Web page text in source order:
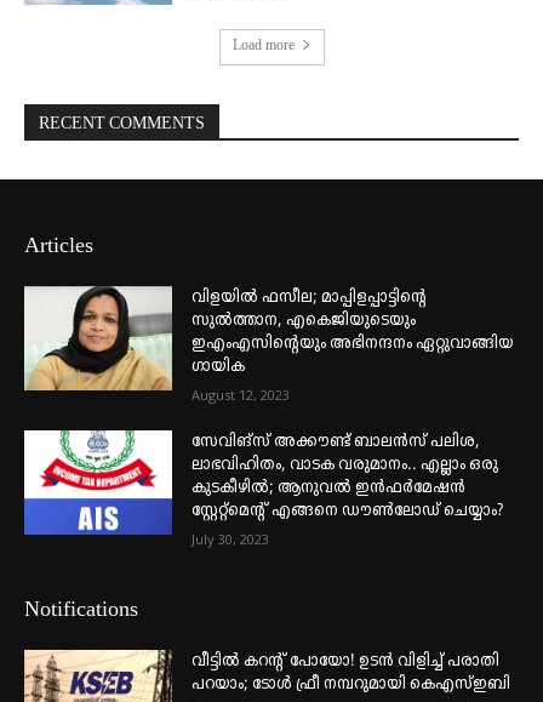
Load more
RECENT COMMENTS
Articles
വിളയിൽ ഫസീല; മാപ്പിളപ്പാട്ടിന്റെ
സുൽത്താന, എകെജിയുടെയും
ഇഎംഎസിന്റെയും അഭിനന്ദനം ഏറ്റുവാങ്ങിയ
ഗായിക
August 12, 2023
സേവിങ്സ് അക്കൗണ്ട് ബാലൻസ് പലിശ,
ലാഭവിഹിതം, വാടക വരുമാനം.. എല്ലാം ഒരു
കുടകീഴിൽ; ആനുവൽ ഇൻഫർമേഷൻ
സ്റ്റേറ്റ്മെന്റ് എങ്ങനെ ഡൗൺലോഡ് ചെയ്യാം?
July 30, 2023
Notifications
വീട്ടില്‍ കറന്റ് പോയോ! ഉടന്‍ വിളിച്ച് പരാതി
പറയാം; ടോള്‍ ഫ്രീ നമ്പറുമായി കെഎസ്ഇബി